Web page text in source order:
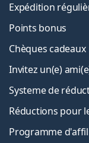
Expédition
Points bonus
Chèques cadeaux
Invitez un(e)
Systeme de
Réductions pour
Programme